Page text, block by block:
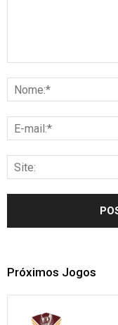
Próximos Jogos